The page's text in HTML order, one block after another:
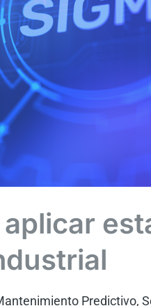
Predictivo,